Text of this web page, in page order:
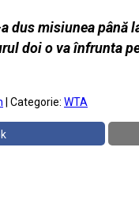
dus misiunea
doi o va înfrunta
| Categorie: WTA